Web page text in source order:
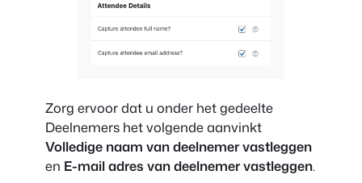
Zorg ervoor dat u onder het gedeelte
Deelnemers het volgende aanvinkt
Volledige naam van deelnemer vastleggen
en E-mail adres van deelnemer vastleggen.